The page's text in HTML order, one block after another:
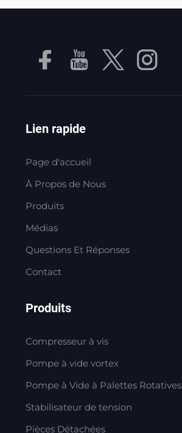
Lien rapide
Page d'accueil
À Propos de Nous
Produits
Médias
Questions Et Réponses
Contact
Produits
Compresseur à vis
Pompe à vide vortex
Pompe à Vide à Palettes Rotatives
Stabilisateur de tension
Pièces Détachées